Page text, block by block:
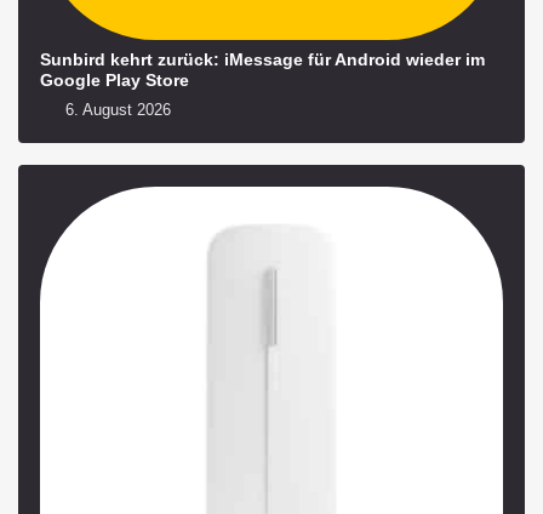
Sunbird kehrt zurück: iMessage für Android wieder im
Google Play Store
6. August 2026